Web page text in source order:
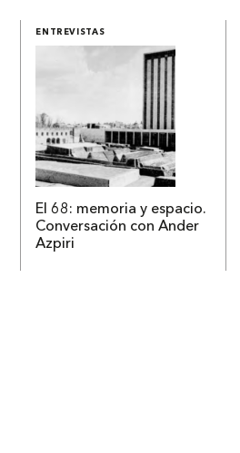
ENTREVISTAS
El 68: memoria y espacio.
Conversación con Ander
Azpiri